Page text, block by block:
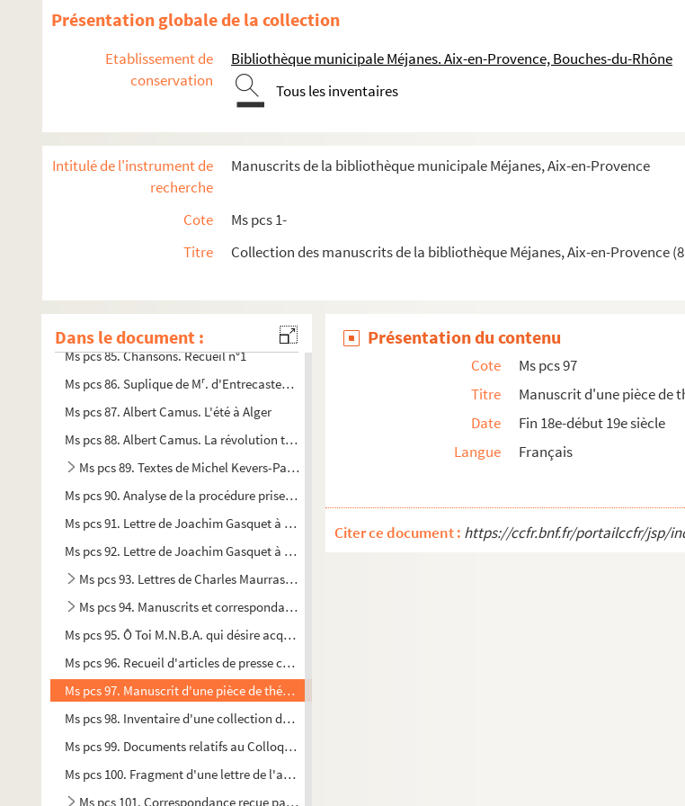
Présentation globale de la collection
Etablissement de
conservation
Bibliothèque municipale Méjanes. Aix-en-Provence, Bouches-du-Rhône
Tous les inventaires
Intitulé de l'instrument de
recherche
Manuscrits de la bibliothèque municipale Méjanes, Aix-en-Provence
Cote
Ms pcs 1-
Titre
Collection des manuscrits de la bibliothèque Méjanes, Aix-en-Provence
Dans le document :
Ms pcs 73. Collection de lettres d'historiens et de géographes
Ms pcs 74. Lettres d'Albert Camus
Ms pcs 75. Ensemble de manuscrits de Louis Cornille
Ms pcs 76. André de Richaud (1907-1968). Saint-Gens
Ms pcs 77. Marie-Antoinette Boyer. Giovinezza ! Giovinezza !
Ms pcs 78. Ensemble de lettres relatives à des personnalités provençales
Ms pcs 79. Conférences et spectacles organisés par plusieurs cercles aixois, principalement le Cercle Saint-Mit...
Ms pcs 80. Documents relatifs à l'administration du Cercle de l'Odéon, à Aix-en-Provence
Ms pcs 81. Lettre autographe de Paul Cézanne à Octave Mirbeau
Ms pcs 83. Documents relatifs au peintre Ignaz Duvivier
Ms pcs 84. Le voyage de Youtcho
Ms pcs 85. Chansons. Recueil n°1
Ms pcs 86. Suplique de Mr. d'Entrecasteaux à la reine de Portugal
Ms pcs 87. Albert Camus. L'été à Alger
Ms pcs 88. Albert Camus. La révolution travestie
Ms pcs 89. Textes de Michel Kevers-Pascalis
Ms pcs 90. Analyse de la procédure prise à Aix
Ms pcs 91. Lettre de Joachim Gasquet à Joseph d'Arbaud
Ms pcs 92. Lettre de Joachim Gasquet à Florian-Parmentier
Ms pcs 93. Lettres de Charles Maurras à Joachim Gasquet
Ms pcs 94. Manuscrits et correspondance de Marie et Joachim Gasquet
Ms pcs 95. Ô Toi M.N.B.A. qui désire acquérir de la science, sois diligent et la nuit et le jour, car la scienc...
Ms pcs 96. Recueil d'articles de presse concernant Paul Arène
Ms pcs 97. Manuscrit d'une pièce de théâtre
Ms pcs 98. Inventaire d'une collection de céramiques
Ms pcs 99. Documents relatifs au Colloque Maurice Blondel organisé au Séminaire Saint-Luc, Aix-en-Provence
Ms pcs 100. Fragment d'une lettre de l'abbé Rive à propos de la bibliothèque de Méjanes
Ms pcs 101. Correspondance reçue par Robert Ytier
Présentation du contenu
Cote
Ms pcs 97
Titre
Manuscrit d'une pièce de
Date
Fin 18e-début 19e siècle
Langue
Français
Citer ce document : https://ccfr.bnf.fr/portailccfr/jsp/